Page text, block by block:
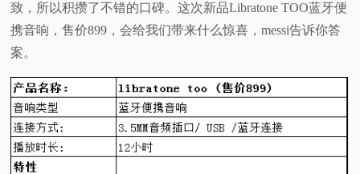
频
普
体
致，所以积攒了不错的口碑。这次新品Libratone TOO蓝牙便
携音响，售价899，会给我们带来什么惊喜，messi告诉你答
案。